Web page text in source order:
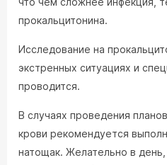
прокальцитонина.
Исследование на
экстренных ситуациях и
проводится.
В случаях проведения
крови рекомендуется
натощак. Желательно в день,